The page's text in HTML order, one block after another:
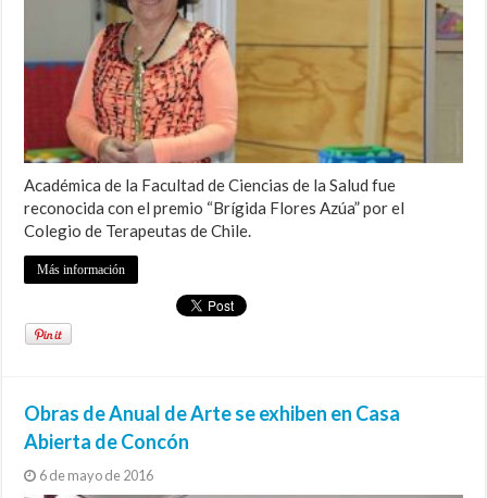
Académica de la Facultad de Ciencias de la Salud fue
reconocida con el premio “Brígida Flores Azúa” por el
Colegio de Terapeutas de Chile.
Más información
Obras de Anual de Arte se exhiben en Casa
Abierta de Concón
6 de mayo de 2016